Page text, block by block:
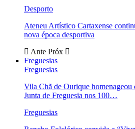
Desporto
Ateneu Artístico Cartaxense
nova época desportiva
Ante Próx
Freguesias
Freguesias
Vila Chã de Ourique homenageou
Junta de Freguesia nos 100…
Freguesias